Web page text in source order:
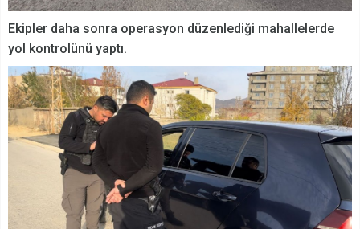
Ekipler daha sonra operasyon düzenlediği mahallelerde
yol kontrolünü yaptı.